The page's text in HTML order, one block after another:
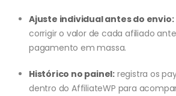
Ajuste individual antes do envio:
corrigir o valor de cada afiliado
pagamento em massa.
Histórico no painel: registra os
dentro do AffiliateWP para